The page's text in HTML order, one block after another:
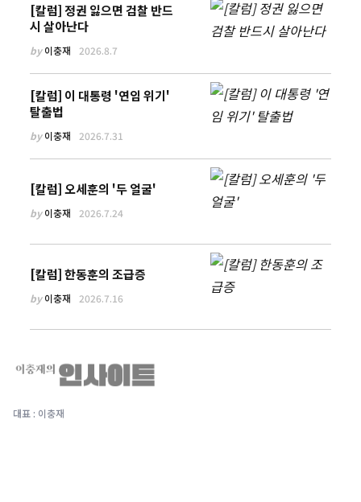
[칼럼] 정권 잃으면 검찰 반드
시 살아난다
by이충재 2026.8.7
[칼럼] 이 대통령 '연임 위기'
탈출법
by이충재 2026.7.31
[칼럼] 오세훈의 '두 얼굴'
by이충재 2026.7.24
[칼럼] 한동훈의 조급증
by이충재 2026.7.16
대표 : 이충재